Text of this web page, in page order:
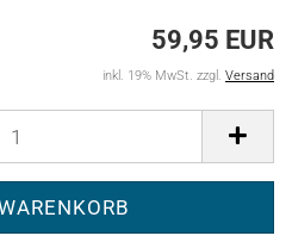
59,95 EUR
inkl. 19% MwSt. zzgl. Versand